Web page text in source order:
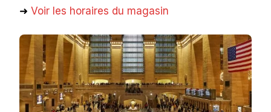
➜ Voir les horaires du magasin